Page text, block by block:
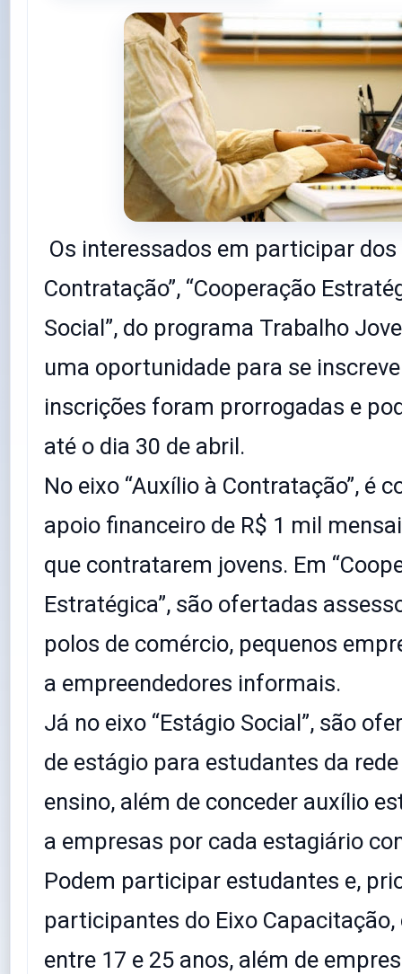
b
o
o
k
A
p
p
r
a
m
Os interessados em participar dos
Contratação”, “Cooperação
Social”, do programa Trabalho
uma oportunidade para se
inscrições foram prorrogadas e
até o dia 30 de abril.
No eixo “Auxílio à Contratação”, é
apoio financeiro de R$ 1 mil
que contratarem jovens. Em
Estratégica”, são ofertadas
polos de comércio, pequenos
a empreendedores informais.
Já no eixo “Estágio Social”, são
de estágio para estudantes da
ensino, além de conceder auxílio
a empresas por cada estagiário
Podem participar estudantes e,
participantes do Eixo Capacitação,
entre 17 e 25 anos, além de